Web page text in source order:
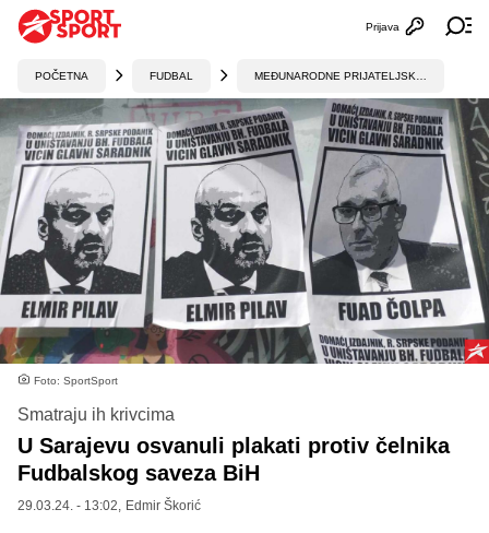
Otvori
Prijava
POČETNA FUDBAL
Foto: SportSport
Smatraju ih krivcima
U Sarajevu osvanuli plakati protiv čelnika
Fudbalskog saveza BiH
29.03.24. - 13:02, Edmir Škorić